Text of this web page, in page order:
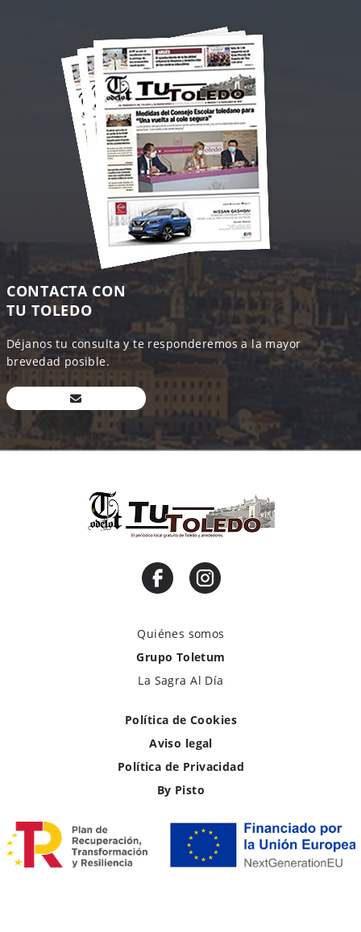
CONTACTA CON
TU TOLEDO
Déjanos tu consulta y te responderemos a la mayor
brevedad posible.
Quiénes somos
Grupo Toletum
La Sagra Al Día
Política de Cookies
Aviso legal
Política de Privacidad
By Pisto